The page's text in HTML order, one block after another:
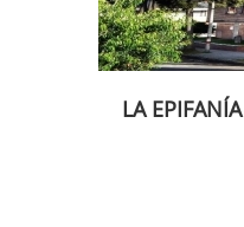
LA EPIFANÍA